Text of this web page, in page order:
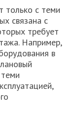
только с теми
связана с
требует
Например,
в